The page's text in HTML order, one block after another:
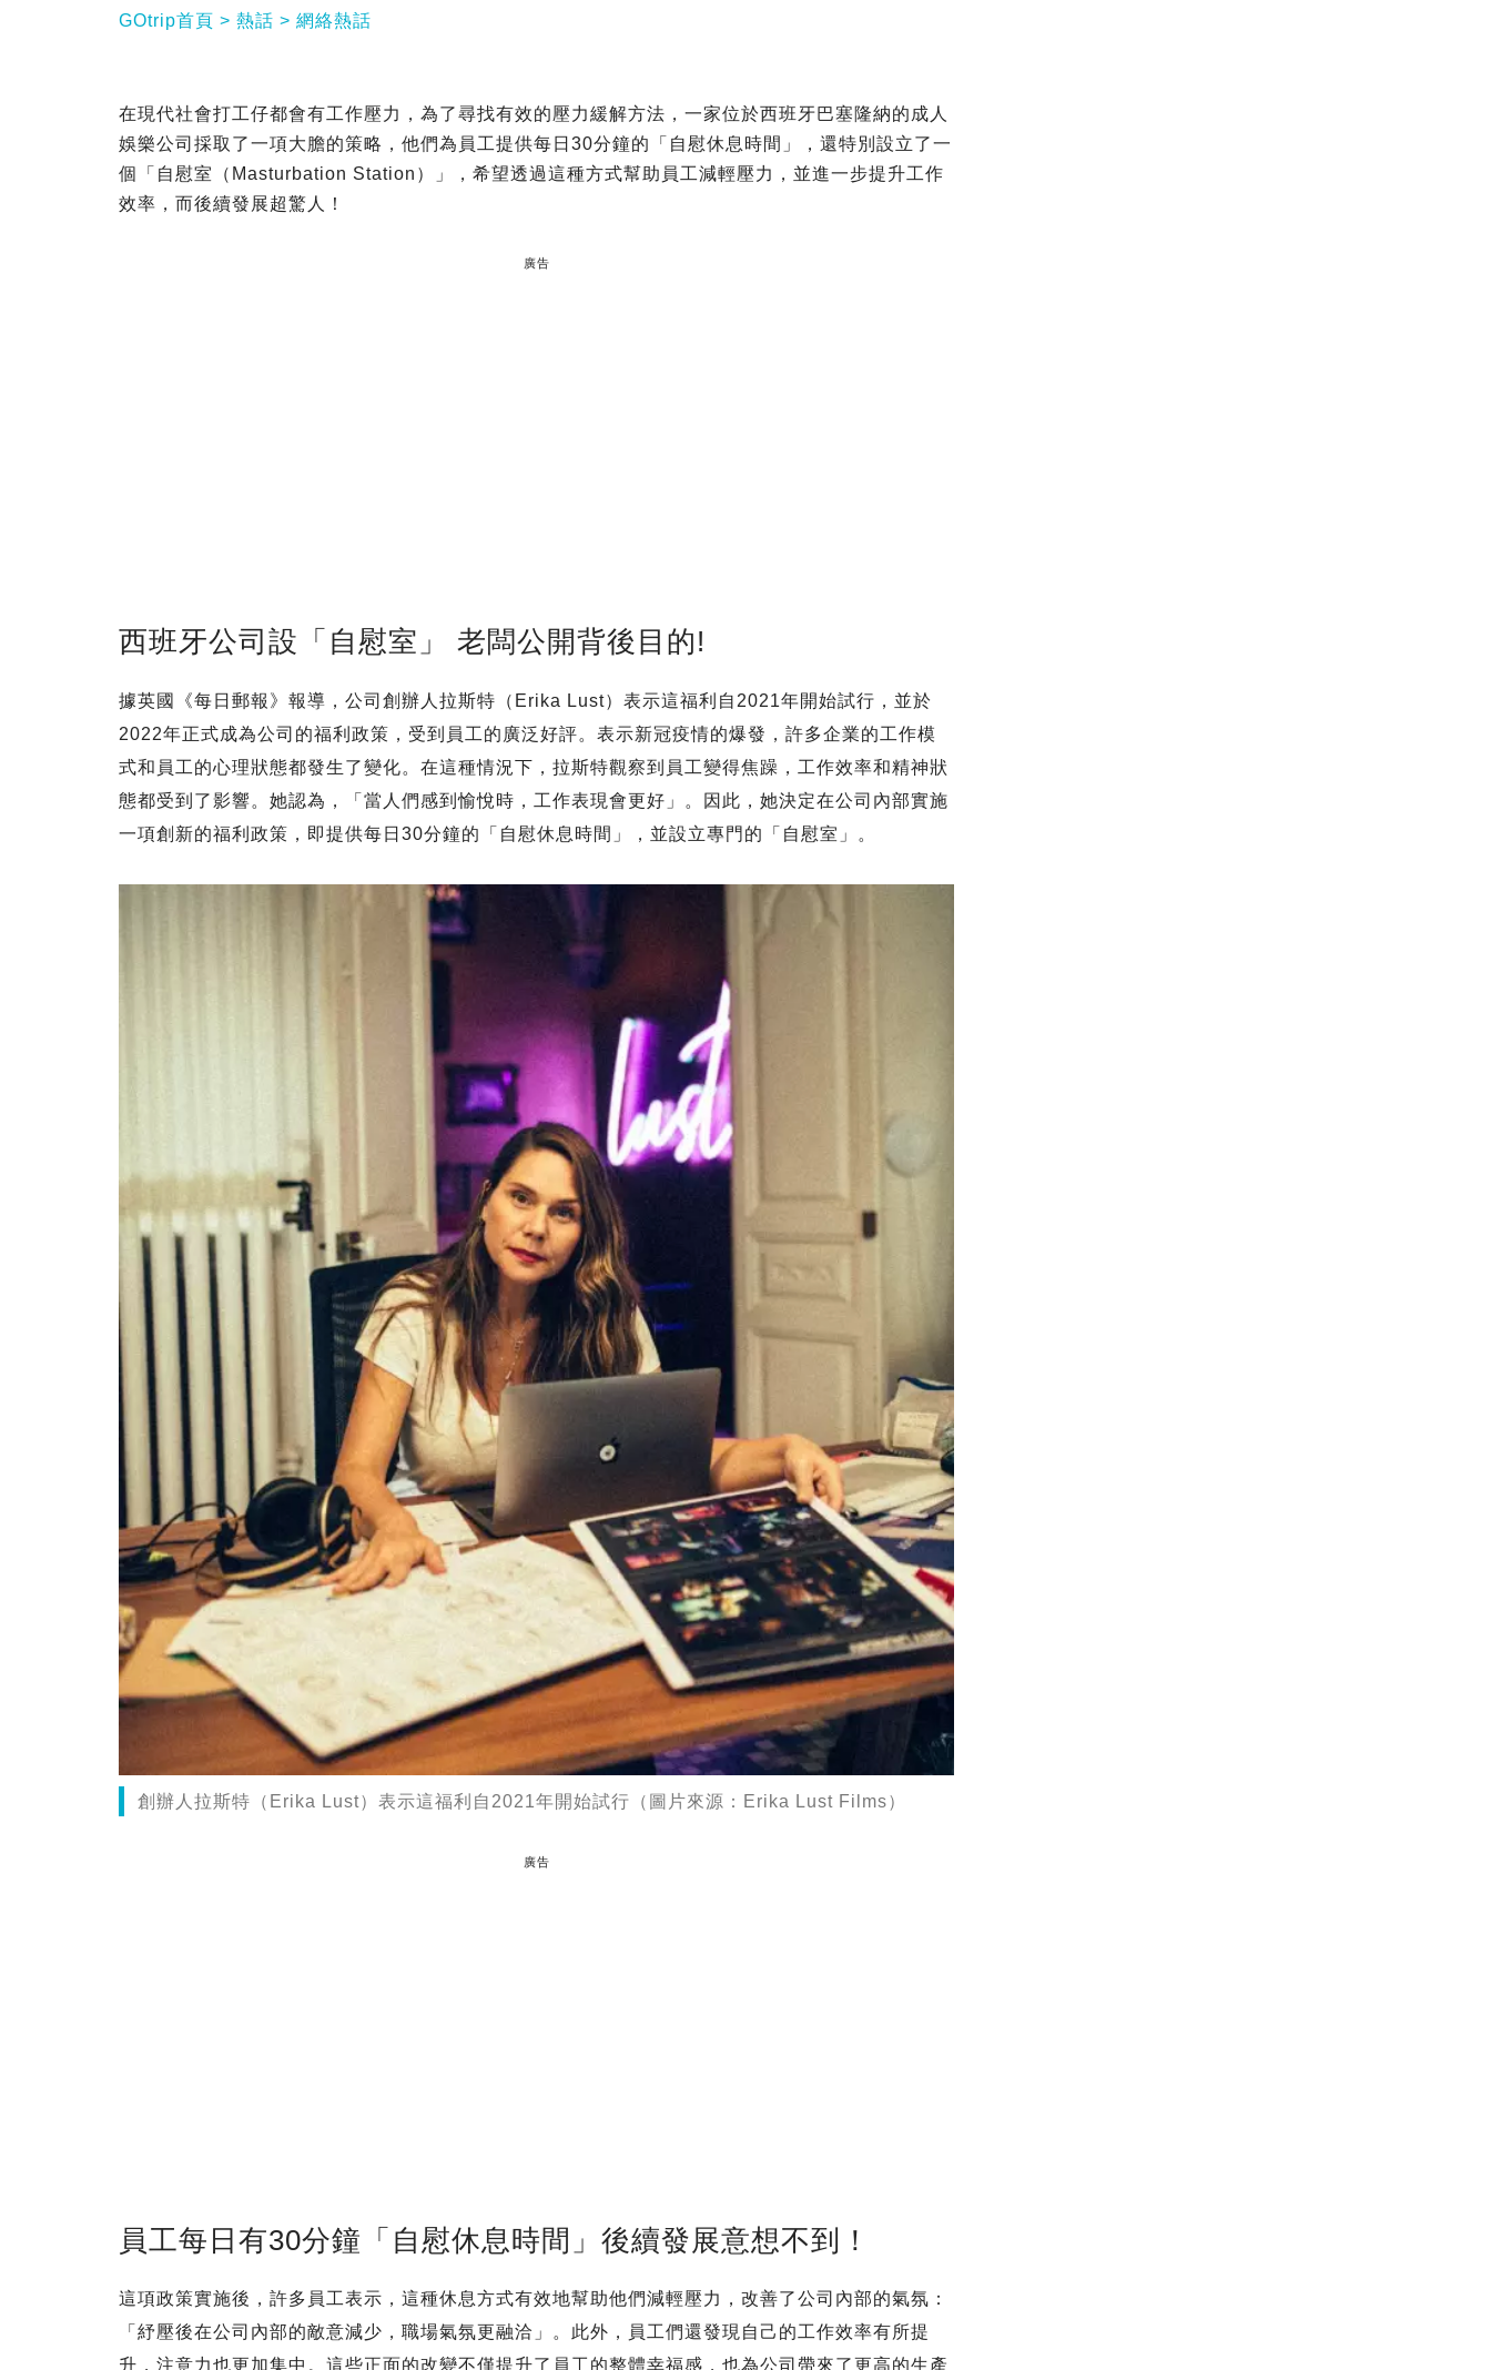
GOtrip首頁 熱話 網絡熱話
在現代社會打工仔都會有工作壓力，為了尋找有效的壓力緩解方法，一家位於西班牙巴塞隆納的成人
娛樂公司採取了一項大膽的策略，他們為員工提供每日30分鐘的「自慰休息時間」，還特別設立了一
個「自慰室（Masturbation Station）」，希望透過這種方式幫助員工減輕壓力，並進一步提升工作
效率，而後續發展超驚人！
廣告
西班牙公司設「自慰室」 老闆公開背後目的!
據英國《每日郵報》報導，公司創辦人拉斯特（Erika Lust）表示這福利自2021年開始試行，並於
2022年正式成為公司的福利政策，受到員工的廣泛好評。表示新冠疫情的爆發，許多企業的工作模
式和員工的心理狀態都發生了變化。在這種情況下，拉斯特觀察到員工變得焦躁，工作效率和精神狀
態都受到了影響。她認為，「當人們感到愉悅時，工作表現會更好」。因此，她決定在公司內部實施
一項創新的福利政策，即提供每日30分鐘的「自慰休息時間」，並設立專門的「自慰室」。
創辦人拉斯特（Erika Lust）表示這福利自2021年開始試行（圖片來源：Erika Lust Films）
廣告
員工每日有30分鐘「自慰休息時間」後續發展意想不到！
這項政策實施後，許多員工表示，這種休息方式有效地幫助他們減輕壓力，改善了公司內部的氣氛：
「紓壓後在公司內部的敵意減少，職場氣氛更融洽」。此外，員工們還發現自己的工作效率有所提
升，注意力也更加集中。這些正面的改變不僅提升了員工的整體幸福感，也為公司帶來了更高的生產